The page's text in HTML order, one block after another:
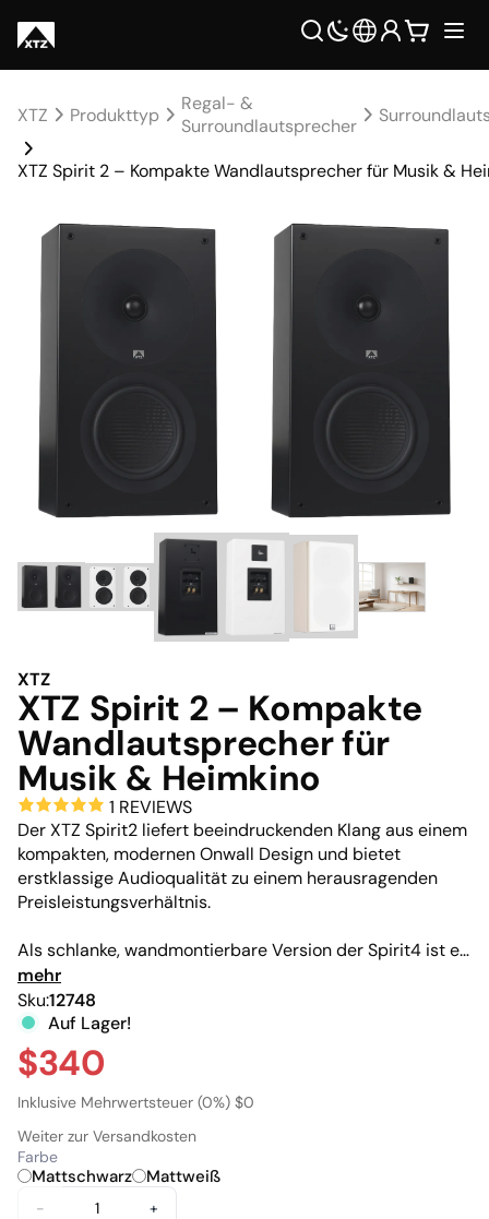
XTZ Produkttyp
Regal- &
Surroundlautsprecher
XTZ Spirit 2 – Kompakte Wandlautsprecher für Musik &
XTZ
XTZ Spirit 2 – Kompakte
Wandlautsprecher für
Musik & Heimkino
1 REVIEWS
Der XTZ Spirit2 liefert beeindruckenden Klang aus einem
kompakten, modernen Onwall Design und bietet
erstklassige Audioqualität zu einem herausragenden
Preisleistungsverhältnis.
Als schlanke, wandmontierbare Version der Spirit4 ist er
perfekt dafür entwickelt, sich harmonisch in Wohnräume
mit begrenztem Platzangebot einzufügen, ohne
Leistungsverlust. Trotz der geringen Größe und des
Preises überzeugt er mit erstaunlicher Klangleistung.
Der Spirit2 eignet sich ideal für minimalistische
Surroundlautsprecher in Mehrkanalsetups. Dieser
vielseitige Lautsprecher verbindet Musikalität, Präzision
und Spielfreude in jeder Disziplin.
mehr
Sku:12748
Auf Lager!
$340
Inklusive Mehrwertsteuer (0%) $0
Weiter zur Versandkosten
Farbe
Mattschwarz Mattweiß
- +